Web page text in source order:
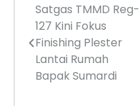
Navigasi
pos
Satgas TMMD Reg-
127 Kini Fokus
Finishing Plester
Lantai Rumah
Bapak Sumardi